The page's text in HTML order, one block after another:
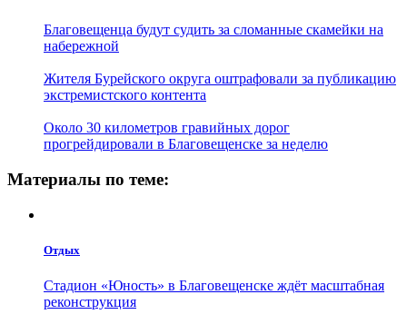
Благовещенца будут судить за сломанные скамейки на
набережной
Жителя Бурейского округа оштрафовали за публикацию
экстремистского контента
Около 30 километров гравийных дорог
прогрейдировали в Благовещенске за неделю
Материалы по теме:
Отдых
Стадион «Юность» в Благовещенске ждёт масштабная
реконструкция